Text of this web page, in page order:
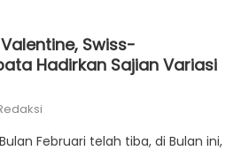
Swiss-
Hadirkan Sajian Variasi
Februari telah tiba, di Bulan ini,